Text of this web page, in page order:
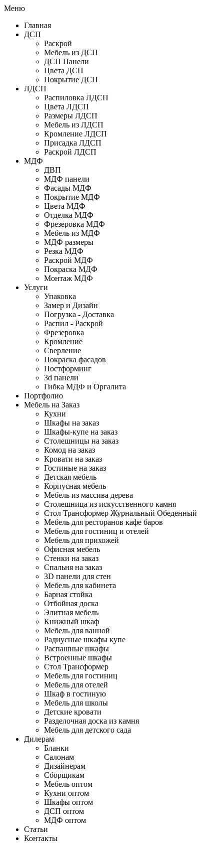
Меню
Главная
ДСП
Раскрой
Мебель из ДСП
ДСП Панели
Цвета ДСП
Покрытие ДСП
ЛДСП
Распиловка ЛДСП
Цвета ЛДСП
Размеры ЛДСП
Мебель из ЛДСП
Кромление ЛДСП
Присадка ЛДСП
Раскрой ЛДСП
МДФ
ДВП
МДФ панели
Фасады МДФ
Покрытие МДФ
Цвета МДФ
Отделка МДФ
Фрезеровка МДФ
Мебель из МДФ
МДФ размеры
Резка МДФ
Раскрой МДФ
Покраска МДФ
Монтаж МДФ
Услуги
Упаковка
Замер и Дизайн
Погрузка - Доставка
Распил - Раскрой
Фрезеровка
Кромление
Сверление
Покраска фасадов
Постформинг
3d панели
Гибка МДФ и Оргалита
Портфолио
Мебель на Заказ
Кухни
Шкафы на заказ
Шкафы-купе на заказ
Столешницы на заказ
Комод на заказ
Кровати на заказ
Гостиные на заказ
Детская мебель
Корпусная мебель
Мебель из массива дерева
Столешница из искусственного камня
Стол Трансформер Журнальный Обеденный
Мебель для ресторанов кафе баров
Мебель для гостиниц и отелей
Мебель для прихожей
Офисная мебель
Стенки на заказ
Спальня на заказ
3D панели для стен
Мебель для кабинета
Барная стойка
Отбойная доска
Элитная мебель
Книжный шкаф
Мебель для ванной
Радиусные шкафы купе
Распашные шкафы
Встроенные шкафы
Стол Трансформер
Мебель для гостиниц
Мебель для отелей
Шкаф в гостиную
Мебель для школы
Детские кровати
Разделочная доска из камня
Мебель для детского сада
Дилерам
Бланки
Салонам
Дизайнерам
Сборщикам
Мебель оптом
Кухни оптом
Шкафы оптом
ДСП оптом
МДФ оптом
Статьи
Контакты